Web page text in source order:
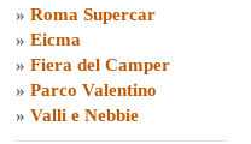
» Roma Supercar
» Eicma
» Fiera del Camper
» Parco Valentino
» Valli e Nebbie